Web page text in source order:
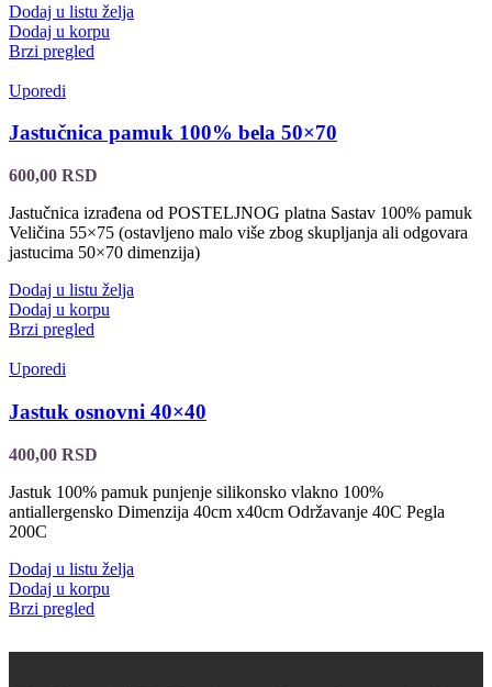
Dodaj u listu želja
Dodaj u korpu
Brzi pregled
Uporedi
Jastučnica pamuk 100% bela 50×70
600,00 RSD
Jastučnica izrađena od POSTELJNOG platna Sastav 100% pamuk
Veličina 55×75 (ostavljeno malo više zbog skupljanja ali odgovara
jastucima 50×70 dimenzija)
Dodaj u listu želja
Dodaj u korpu
Brzi pregled
Uporedi
Jastuk osnovni 40×40
400,00 RSD
Jastuk 100% pamuk punjenje silikonsko vlakno 100%
antiallergensko Dimenzija 40cm x40cm Održavanje 40C Pegla
200C
Dodaj u listu želja
Dodaj u korpu
Brzi pregled